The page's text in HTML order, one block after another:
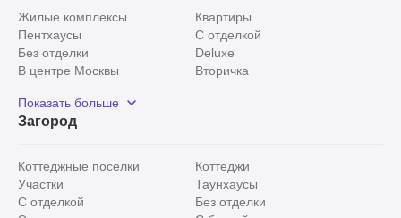
Жилые комплексы
Квартиры
Пентхаусы
С отделкой
Без отделки
Deluxe
В центре Москвы
Вторичка
Рядом с парком
С панорамными окнами
Показать больше
Загород
Коттеджные поселки
Коттеджи
Участки
Таунхаусы
С отделкой
Без отделки